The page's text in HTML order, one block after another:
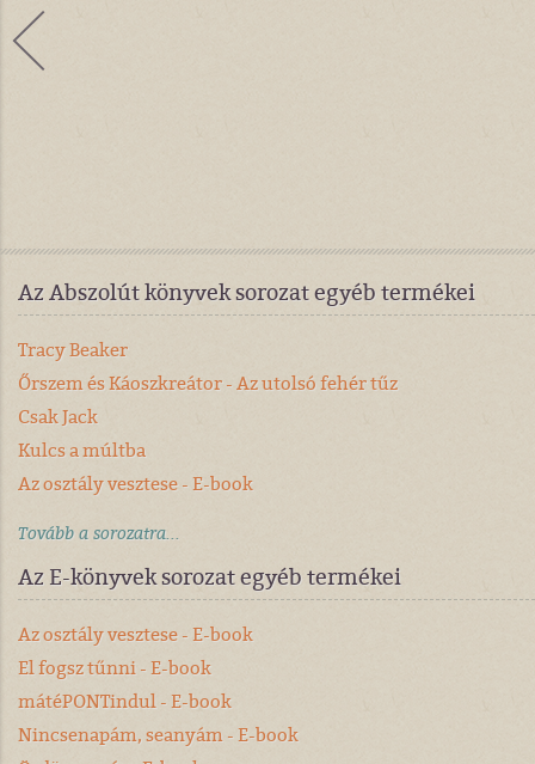
Az Abszolút könyvek sorozat egyéb termékei
Tracy Beaker
Őrszem és Káoszkreátor - Az utolsó fehér tűz
Csak Jack
Kulcs a múltba
Az osztály vesztese - E-book
Tovább a sorozatra...
Az E-könyvek sorozat egyéb termékei
Az osztály vesztese - E-book
El fogsz tűnni - E-book
mátéPONTindul - E-book
Nincsenapám, seanyám - E-book